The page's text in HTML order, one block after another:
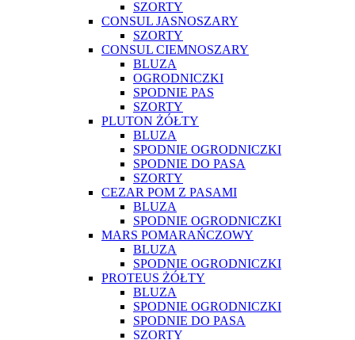
SZORTY
CONSUL JASNOSZARY
SZORTY
CONSUL CIEMNOSZARY
BLUZA
OGRODNICZKI
SPODNIE PAS
SZORTY
PLUTON ŻÓŁTY
BLUZA
SPODNIE OGRODNICZKI
SPODNIE DO PASA
SZORTY
CEZAR POM Z PASAMI
BLUZA
SPODNIE OGRODNICZKI
MARS POMARAŃCZOWY
BLUZA
SPODNIE OGRODNICZKI
PROTEUS ŻÓŁTY
BLUZA
SPODNIE OGRODNICZKI
SPODNIE DO PASA
SZORTY